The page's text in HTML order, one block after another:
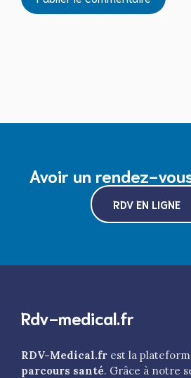
Avoir un rendez-
RDV EN LIGNE
Rdv-medical.fr
RDV-Medical.fr est la
parcours santé. Grâce à notre